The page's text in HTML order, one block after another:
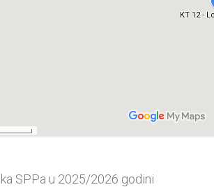
SPPa u 2025/2026 godini